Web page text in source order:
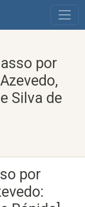
por
Silva de
por